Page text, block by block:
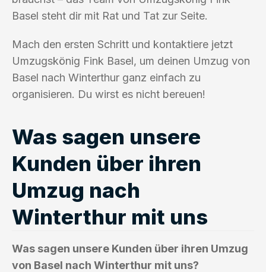
Basel steht dir mit Rat und Tat zur Seite.
Mach den ersten Schritt und kontaktiere jetzt
Umzugskönig Fink Basel, um deinen Umzug von
Basel nach Winterthur ganz einfach zu
organisieren. Du wirst es nicht bereuen!
Was sagen unsere
Kunden über ihren
Umzug nach
Winterthur mit uns
Was sagen unsere Kunden über ihren Umzug
von Basel nach Winterthur mit uns?